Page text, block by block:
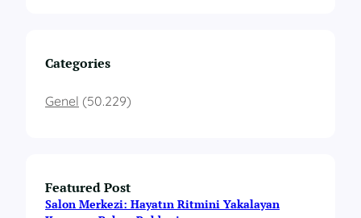
Categories
Genel (50.229)
Featured Post
Salon Merkezi: Hayatın Ritmini Yakalayan